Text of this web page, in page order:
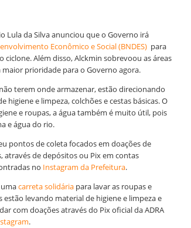
Lula da Silva anunciou que o Governo irá
Econômico e Social (BNDES) para
Além disso, Alckmin sobrevoou as áreas
maior prioridade para o Governo agora.
terem onde armazenar, estão direcionando
e limpeza, colchões e cestas básicas. O
e roupas, a água também é muito útil, pois
e água do rio.
pontos de coleta focados em doações de
através de depósitos ou Pix em contas
no Instagram da Prefeitura.
carreta solidária para lavar as roupas e
estão levando material de higiene e limpeza e
com doações através do Pix oficial da ADRA
.